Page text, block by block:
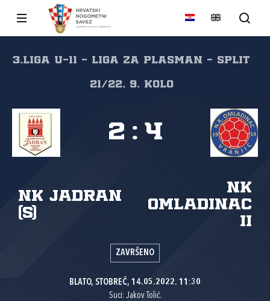
3.liga U-11 - Liga za plasman - Split
21/22, 9. kolo
NK Jadran
(S)
NK
Omladinac
II
2 : 4
ZAVRŠENO
BLATO, STOBREČ, 14.05.2022. 11:30
Suci: Jakov Tolić.